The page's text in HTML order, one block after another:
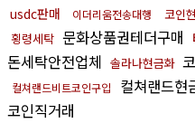
usdc판매
이더리움전송대행
코인
횡령세탁 문화상품권테더구매
돈세탁안전업체 솔라나현금화
컬쳐랜드비트코인구입 컬쳐랜드현
코인직거래